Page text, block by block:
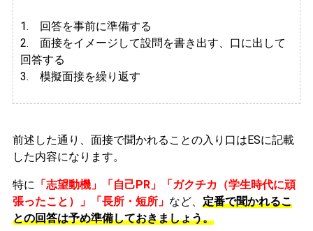
1. 回答を事前に準備する
2. 面接をイメージして設問を書き出す、口に出して
回答する
3. 模擬面接を繰り返す
前述した通り、面接で聞かれることの入り口はESに記載
した内容になります。
特に 「志望動機」「自己PR」「ガクチカ（学生時代に頑
張ったこと）」「長所・短所」 など、 定番で聞かれるこ
との回答は予め準備しておきましょう。